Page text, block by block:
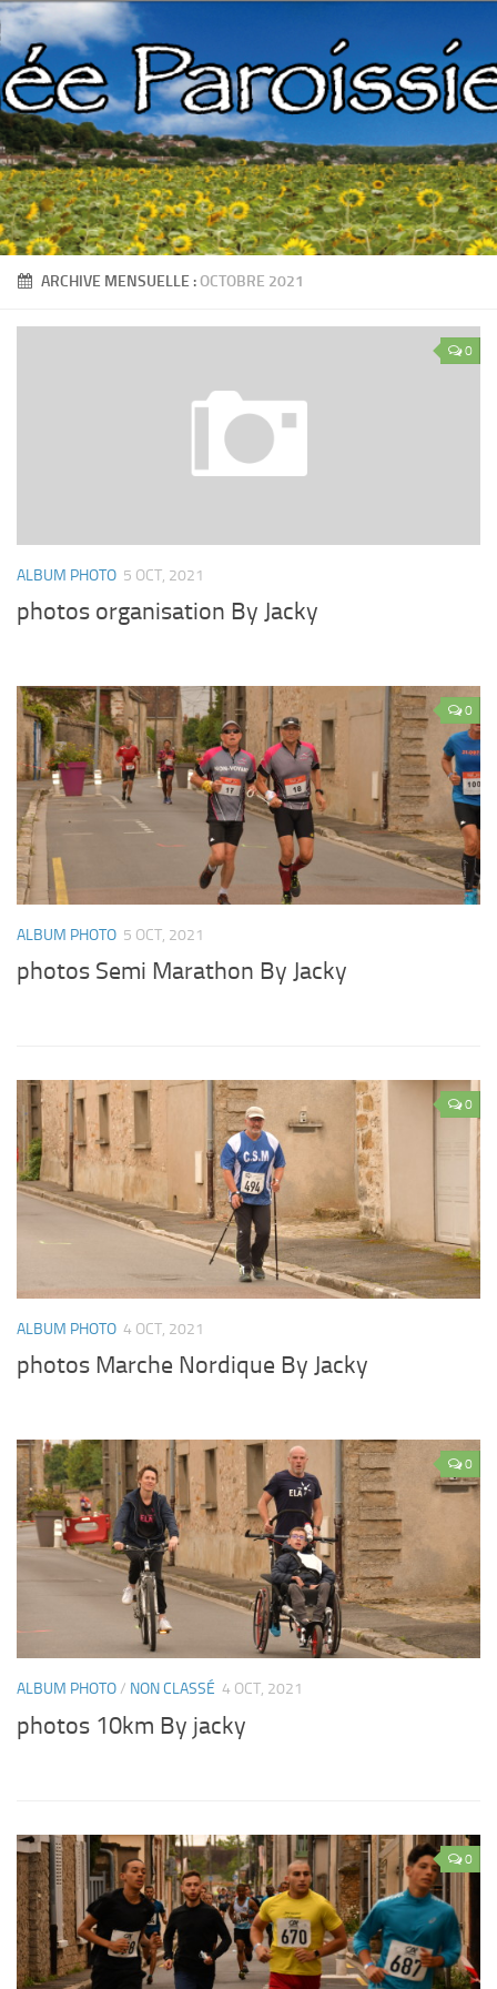
ARCHIVE MENSUELLE :OCTOBRE 2021
0
ALBUM PHOTO 5 OCT, 2021
photos organisation By Jacky
0
ALBUM PHOTO 5 OCT, 2021
photos Semi Marathon By Jacky
0
ALBUM PHOTO 4 OCT, 2021
photos Marche Nordique By Jacky
0
ALBUM PHOTO/ NON CLASSÉ 4 OCT, 2021
photos 10km By jacky
0